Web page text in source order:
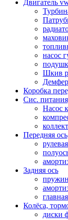
Двигатель
насос
Шкив
Коробка
Сис.
Насос
Передняя
Задняя ось
Колёса,
диски